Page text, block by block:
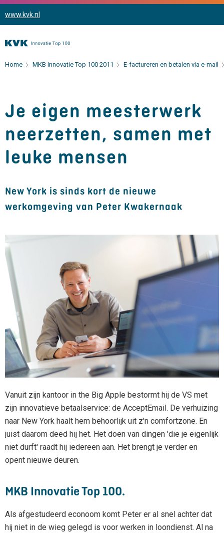
www.kvk.nl
Home MKB Innovatie Top 100 2011 E-factureren en betalen via e-mail
Je eigen meesterwerk
neerzetten, samen met
leuke mensen
New York is sinds kort de nieuwe
werkomgeving van Peter Kwakernaak
Vanuit zijn kantoor in the Big Apple bestormt hij de VS met
zijn innovatieve betaalservice: de AcceptEmail. De verhuizing
naar New York haalt hem behoorlijk uit z'n comfortzone. En
juist daarom deed hij het. Het doen van dingen 'die je eigenlijk
niet durft' raadt hij iedereen aan. Het brengt je verder en
opent nieuwe deuren.
MKB Innovatie Top 100.
Als afgestudeerd econoom komt Peter er al snel achter dat
hij niet in de wieg gelegd is voor werken in loondienst. Al na